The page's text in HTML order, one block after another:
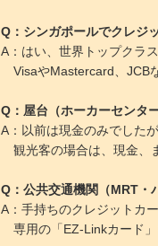
Q：シンガポールでクレジ
A：はい、世界トップクラ
VisaやMastercard、JCB
Q：屋台（ホーカーセンタ
A：以前は現金のみでした
観光客の場合は、現金、
Q：公共交通機関（MRT・
A：手持ちのクレジットカ
専用の「EZ-Linkカード」